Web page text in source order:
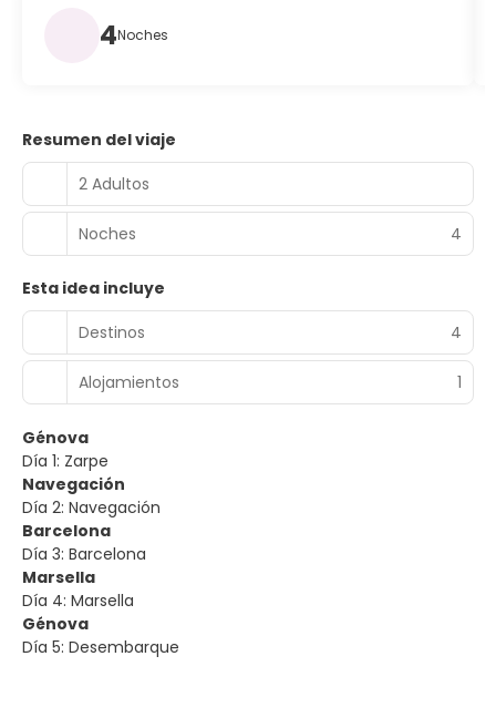
4Noches
Resumen del viaje
2 Adultos
Noches 4
Esta idea incluye
Destinos
4
Alojamientos 1
Génova
Día 1: Zarpe
Navegación
Día 2: Navegación
Barcelona
Día 3: Barcelona
Marsella
Día 4: Marsella
Génova
Día 5: Desembarque